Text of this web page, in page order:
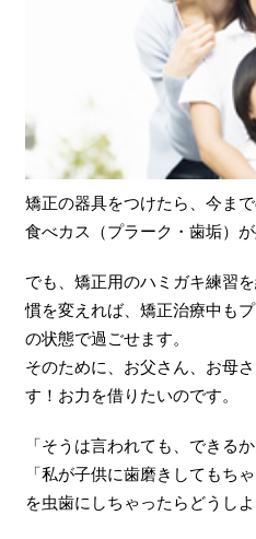
矯正の器具をつけたら、今ま
食べカス（プラーク・歯垢）が
でも、矯正用のハミガキ練習
慣を変えれば、矯正治療中も
の状態で過ごせます。
そのために、お父さん、お母
す！お力を借りたいのです。
「そうは言われても、できる
「私が子供に歯磨きしてもち
を虫歯にしちゃったらどうしよ